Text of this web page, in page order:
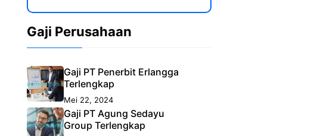
Gaji Perusahaan
Gaji PT Penerbit Erlangga
Terlengkap
Mei 22, 2024
Gaji PT Agung Sedayu
Group Terlengkap